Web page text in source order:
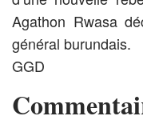
Agathon Rwasa
général burundais.
GGD